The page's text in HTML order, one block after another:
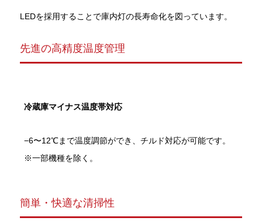
LEDを採用することで庫内灯の長寿命化を図っています。
先進の高精度温度管理
冷蔵庫マイナス温度帯対応
−6〜12℃まで温度調節ができ、チルド対応が可能です。
※一部機種を除く。
簡単・快適な清掃性